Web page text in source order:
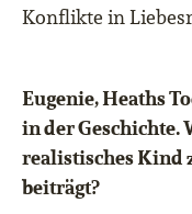
Konflikte in
Eugenie, Heaths
in der Geschichte.
realistisches Kind
beiträgt?